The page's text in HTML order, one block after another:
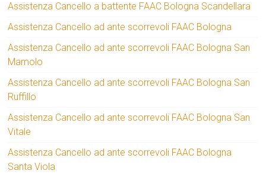
Assistenza Cancello a battente FAAC Bologna Scandellara
Assistenza Cancello ad ante scorrevoli FAAC Bologna
Assistenza Cancello ad ante scorrevoli FAAC Bologna San
Mamolo
Assistenza Cancello ad ante scorrevoli FAAC Bologna San
Ruffillo
Assistenza Cancello ad ante scorrevoli FAAC Bologna San
Vitale
Assistenza Cancello ad ante scorrevoli FAAC Bologna
Santa Viola